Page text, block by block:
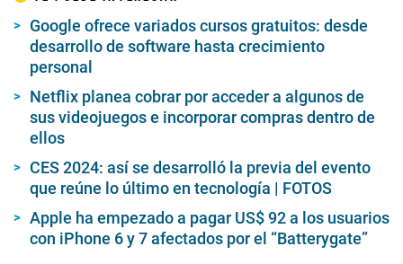
Google ofrece variados cursos gratuitos: desde
desarrollo de software hasta crecimiento
personal
Netflix planea cobrar por acceder a algunos de
sus videojuegos e incorporar compras dentro de
ellos
CES 2024: así se desarrolló la previa del evento
que reúne lo último en tecnología | FOTOS
Apple ha empezado a pagar US$ 92 a los usuarios
con iPhone 6 y 7 afectados por el “Batterygate”